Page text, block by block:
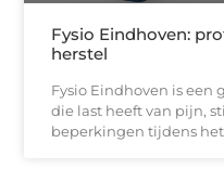
Fysio Eindhoven:
herstel
Fysio Eindhoven is een
die last heeft van pijn,
beperkingen tijdens